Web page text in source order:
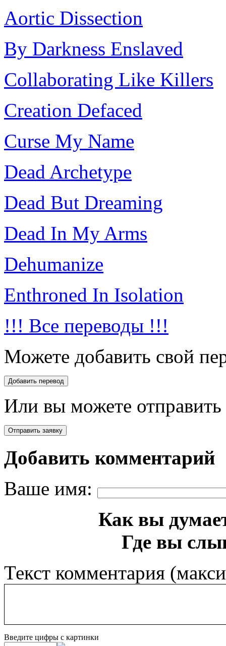
Aortic Dissection
By Darkness Enslaved
Collaborating Like Killers
Creation Defaced
Curse My Name
Dead Archetype
Dead But Dreaming
Dead In My Arms
Dehumanize
Enthroned In Isolation
!!! Все переводы !!!
Можете добавить свой
Или вы можете отправить
Добавить комментарий
Ваше имя:
Как вы
Где вы
Текст комментария
Введите цифры с картинки